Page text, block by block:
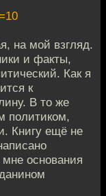
на мой взгляд.
и факты,
Как я
к
В то же
политиком,
Книгу ещё не
основания